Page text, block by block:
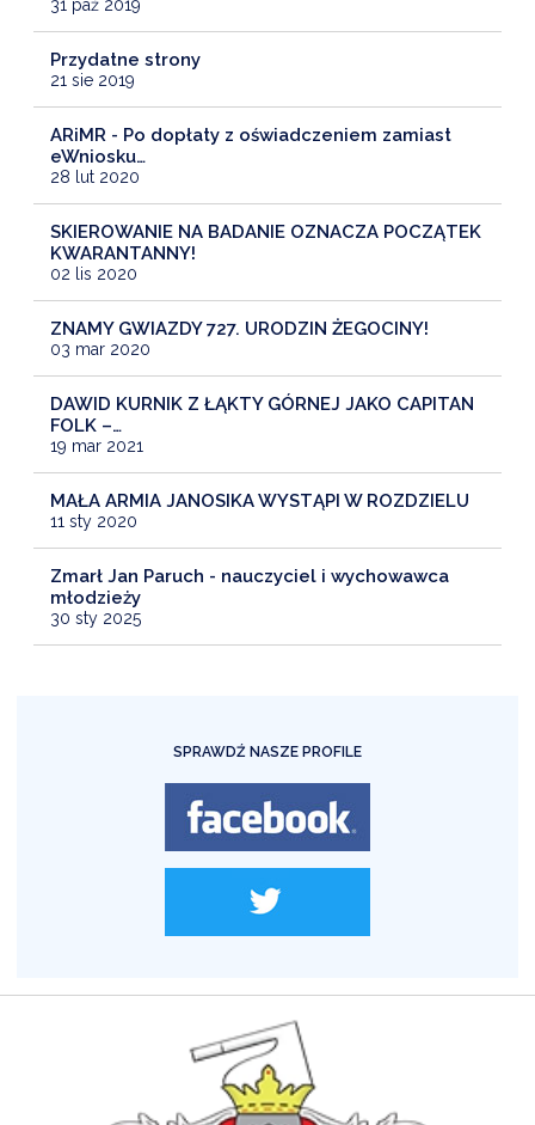
31 paź 2019
Przydatne strony
21 sie 2019
ARiMR - Po dopłaty z oświadczeniem zamiast
eWniosku…
28 lut 2020
SKIEROWANIE NA BADANIE OZNACZA POCZĄTEK
KWARANTANNY!
02 lis 2020
ZNAMY GWIAZDY 727. URODZIN ŻEGOCINY!
03 mar 2020
DAWID KURNIK Z ŁĄKTY GÓRNEJ JAKO CAPITAN
FOLK –…
19 mar 2021
MAŁA ARMIA JANOSIKA WYSTĄPI W ROZDZIELU
11 sty 2020
Zmarł Jan Paruch - nauczyciel i wychowawca
młodzieży
30 sty 2025
SPRAWDŹ NASZE PROFILE